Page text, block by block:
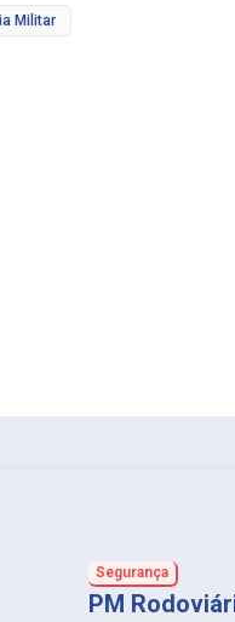
Militar
Segurança
PM